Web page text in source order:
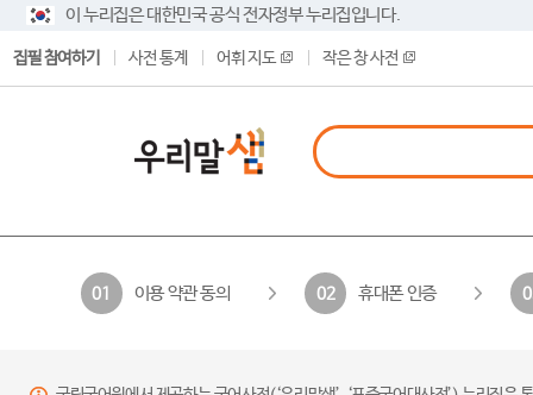
이 누리집은 대한민국 공식 전자정부 누리집입니다.
집필 참여하기 사전 통계 어휘 지도 작은 창 사전
01 이용 약관 동의 02 휴대폰 인증